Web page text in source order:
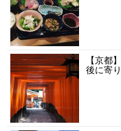
【京都
後に寄